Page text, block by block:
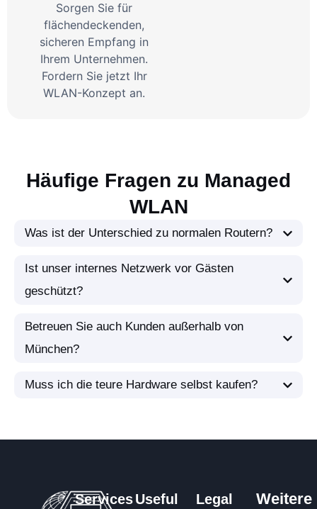
Sorgen Sie für
flächendeckenden,
sicheren Empfang in
Ihrem Unternehmen.
Fordern Sie jetzt Ihr
WLAN-Konzept an.
Häufige Fragen zu Managed
WLAN
Was ist der Unterschied zu normalen Routern?
Ist unser internes Netzwerk vor Gästen
geschützt?
Betreuen Sie auch Kunden außerhalb von
München?
Muss ich die teure Hardware selbst kaufen?
Services Useful
Legal
Weitere